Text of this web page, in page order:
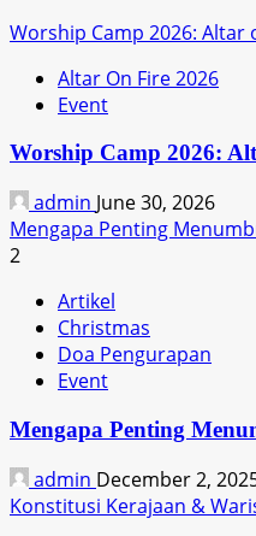
Worship Camp 2026: Altar
Altar On Fire 2026
Event
Worship Camp 2026:
admin June 30, 2026
Mengapa Penting
2
Artikel
Christmas
Doa Pengurapan
Event
Mengapa Penting
admin December 2,
Konstitusi Kerajaan &